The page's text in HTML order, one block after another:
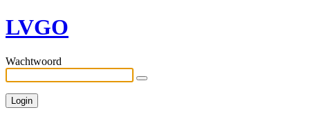
LVGO
Wachtwoord